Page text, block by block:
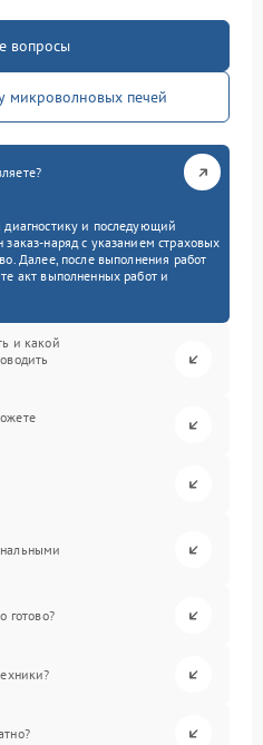
вопросы
микроволновых печей
диагностику и последующий
заказ-наряд с указанием страховых
Далее, после выполнения работ
акт выполненных работ и
и какой
готово?